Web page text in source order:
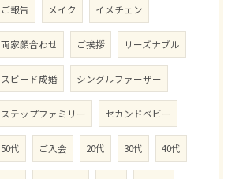
ご報告 メイク イメチェン
両家顔合わせ ご挨拶 リーズナブル
スピード成婚 シングルファーザー
ステップファミリー セカンドベビー
50代 ご入会 20代 30代 40代